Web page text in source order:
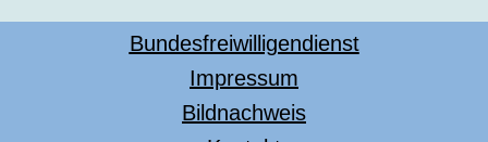
Bundesfreiwilligendienst
Impressum
Bildnachweis